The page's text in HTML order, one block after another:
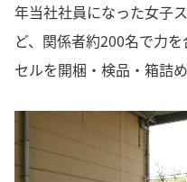
年当社社員になった女子
ど、関係者約200名で力
セルを開梱・検品・箱詰め